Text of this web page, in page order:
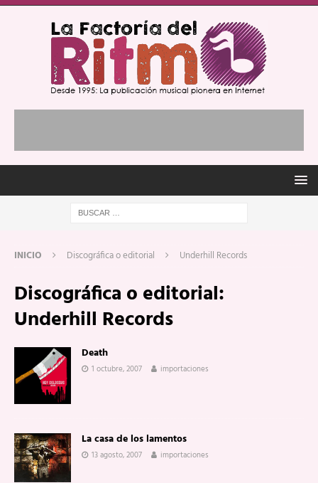
INICIO Discográfica o editorial Underhill Records
Discográfica o editorial:
Underhill Records
Death
1 octubre, 2007 importaciones
La casa de los lamentos
13 agosto, 2007 importaciones